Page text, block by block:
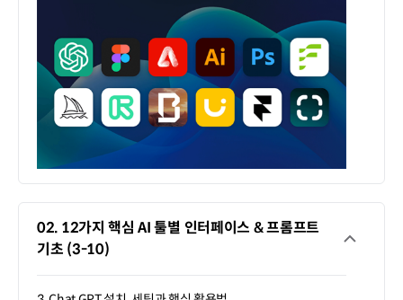
02. 12가지 핵심 AI 툴별 인터페이스 & 프롬프트
기초 (3-10)